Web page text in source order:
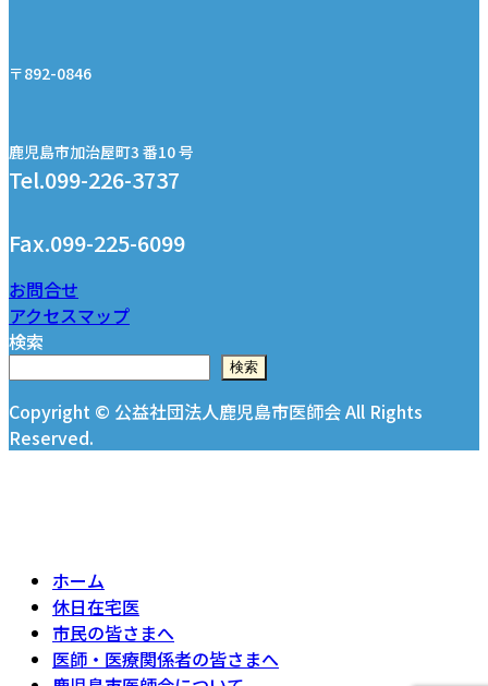
イ
リ
ン
〒892-0846
鹿児島市加治屋町3 番10 号
Tel.099-226-3737
Fax.099-225-6099
お問合せ
アクセスマップ
検索
検索
Copyright © 公益社団法人鹿児島市医師会 All Rights
Reserved.
ホーム
休日在宅医
市民の皆さまへ
医師・医療関係者の皆さまへ